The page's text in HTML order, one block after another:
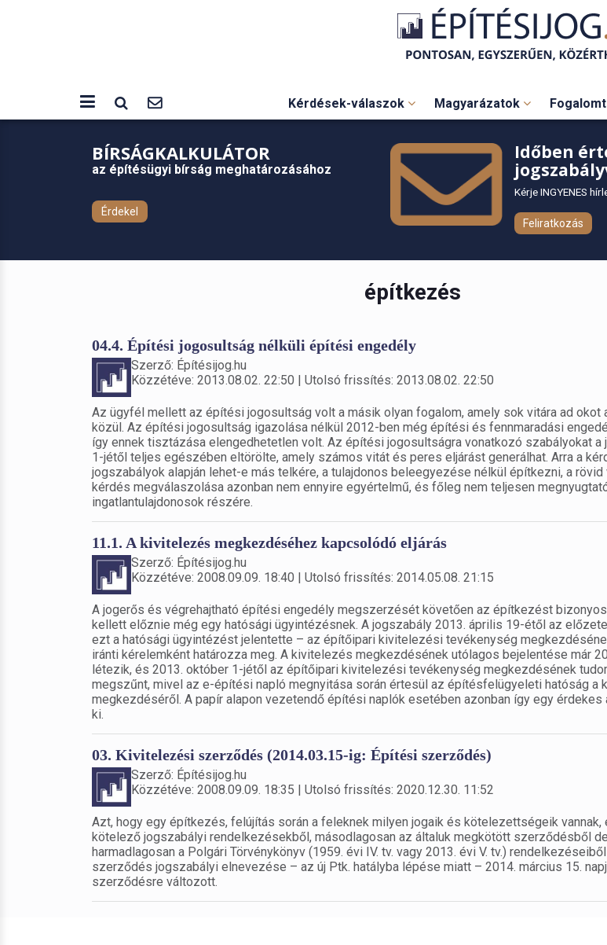
Kérdések-válaszok Magyarázatok
BÍRSÁGKALKULÁTOR
az építésügyi bírság meghatározásához
Érdekel
Időben
Kérje INGYENES
Feliratkozás
építkezés
04.4. Építési jogosultság nélküli építési engedély
Szerző: Építésijog.hu
Közzétéve: 2013.08.02. 22:50 | Utolsó frissítés: 2013.08.02. 22:50
Az ügyfél mellett az építési jogosultság volt a másik olyan fogalom, amely sok vitára ad okot
közül. Az építési jogosultság igazolása nélkül 2012-ben még építési és fennmaradási
így ennek tisztázása elengedhetetlen volt. Az építési jogosultságra vonatkozó szabályokat a
1-jétől teljes egészében eltörölte, amely számos vitát és peres eljárást generálhat. Arra a
jogszabályok alapján lehet-e más telkére, a tulajdonos beleegyezése nélkül építkezni, a rövid
kérdés megválaszolása azonban nem ennyire egyértelmű, és főleg nem teljesen
ingatlantulajdonosok részére.
11.1. A kivitelezés megkezdéséhez kapcsolódó eljárás
Szerző: Építésijog.hu
Közzétéve: 2008.09.09. 18:40 | Utolsó frissítés: 2014.05.08. 21:15
A jogerős és végrehajtható építési engedély megszerzését követően az építkezést
kellett előznie még egy hatósági ügyintézésnek. A jogszabály 2013. április 19-étől az
ezt a hatósági ügyintézést jelentette – az építőipari kivitelezési tevékenység
iránti kérelemként határozza meg. A kivitelezés megkezdésének utólagos bejelentése már
létezik, és 2013. október 1-jétől az építőipari kivitelezési tevékenység megkezdésének
megszűnt, mivel az e-építési napló megnyitása során értesül az építésfelügyeleti hatóság a
megkezdéséről. A papír alapon vezetendő építési naplók esetében azonban így egy érdekes
ki.
03. Kivitelezési szerződés (2014.03.15-ig: Építési szerződés)
Szerző: Építésijog.hu
Közzétéve: 2008.09.09. 18:35 | Utolsó frissítés: 2020.12.30. 11:52
Azt, hogy egy építkezés, felújítás során a feleknek milyen jogaik és kötelezettségeik vannak,
kötelező jogszabályi rendelkezésekből, másodlagosan az általuk megkötött szerződésből
harmadlagosan a Polgári Törvénykönyv (1959. évi IV. tv. vagy 2013. évi V. tv.)
szerződés jogszabályi elnevezése – az új Ptk. hatályba lépése miatt – 2014. március 15.
szerződésre változott.